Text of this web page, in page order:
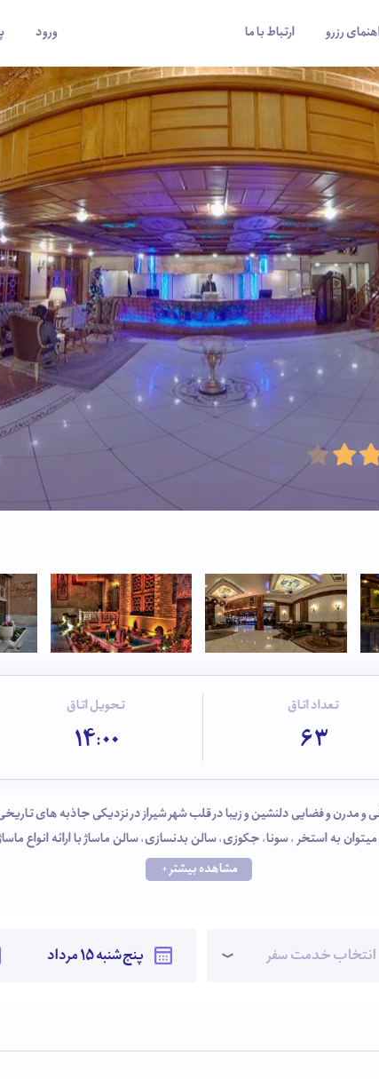
رزرو ارتباط با ما ورود
ایرانی و مدرن و فضایی دلنشین و زیبا در قلب شهر شیراز در نزدیکی جاذبه
به استخر ، سونا، جکوزی، سالن بدنسازی، سالن ماساژ با ارائه انواع
سنتی، فروشگاه صنایع دستی، سالن کنفرانس و همایش،لاندری، اتاق
مشاهده بیشتر +
تعداد اتاق
63
تحویل اتاق
14:00
انتخاب خدمت سفر